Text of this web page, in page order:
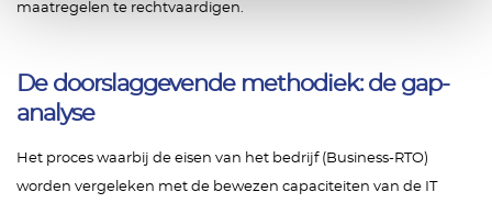
maatregelen te rechtvaardigen.
De doorslaggevende methodiek: de gap-
analyse
Het proces waarbij de eisen van het bedrijf (Business-RTO)
worden vergeleken met de bewezen capaciteiten van de IT